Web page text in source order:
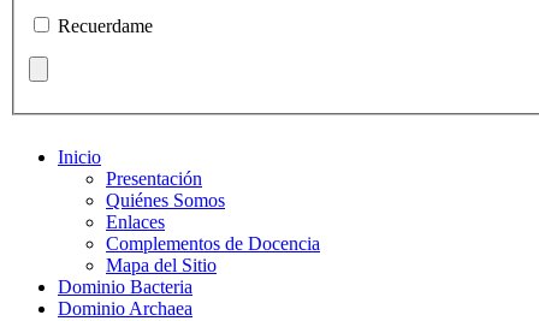
Recuerdame
Inicio
Presentación
Quiénes Somos
Enlaces
Complementos de Docencia
Mapa del Sitio
Dominio Bacteria
Dominio Archaea